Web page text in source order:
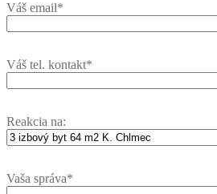
Váš email*
Váš tel. kontakt*
Reakcia na:
Vaša správa*